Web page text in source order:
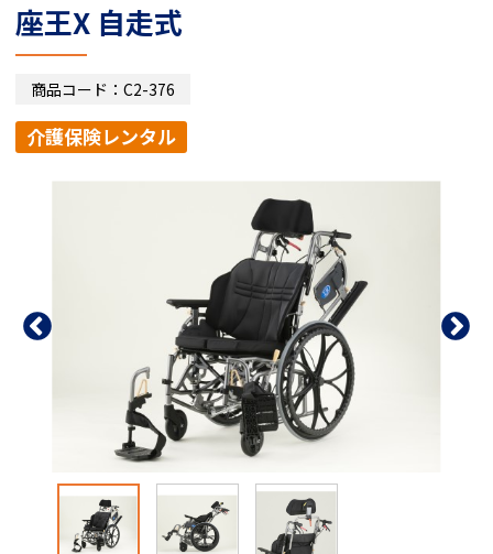
座王X 自走式
商品コード：C2-376
介護保険レンタル